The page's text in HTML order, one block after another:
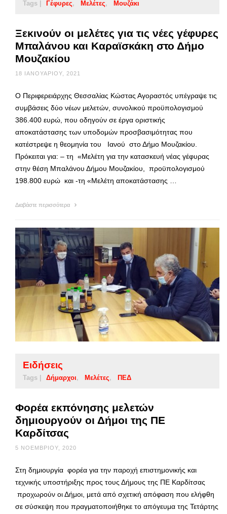
Tags | Γέφυρες Μελέτες Μουζάκι
Ξεκινούν οι μελέτες για τις νέες γέφυρες
Μπαλάνου και Καραϊσκάκη στο Δήμο
Μουζακίου
18 ΙΑΝΟΥΑΡΊΟΥ, 2021
Ο Περιφερειάρχης Θεσσαλίας Κώστας Αγοραστός υπέγραψε τις
συμβάσεις δύο νέων μελετών, συνολικού προϋπολογισμού
386.400 ευρώ, που οδηγούν σε έργα οριστικής
αποκατάστασης των υποδομών προσβασιμότητας που
κατέστρεψε η θεομηνία του Ιανού στο Δήμο Μουζακίου.
Πρόκειται για: – τη «Μελέτη για την κατασκευή νέας γέφυρας
στην θέση Μπαλάνου Δήμου Μουζακίου, προϋπολογισμού
198.800 ευρώ και -τη «Μελέτη αποκατάστασης …
Διαβάστε περισσότερα
Ειδήσεις
Tags | Δήμαρχοι Μελέτες ΠΕΔ
Φορέα εκπόνησης μελετών
δημιουργούν οι Δήμοι της ΠΕ
Καρδίτσας
5 ΝΟΕΜΒΡΊΟΥ, 2020
Στη δημιουργία φορέα για την παροχή επιστημονικής και
τεχνικής υποστήριξης προς τους Δήμους της ΠΕ Καρδίτσας
προχωρούν οι Δήμοι, μετά από σχετική απόφαση που ελήφθη
σε σύσκεψη που πραγματοποιήθηκε το απόγευμα της Τετάρτης